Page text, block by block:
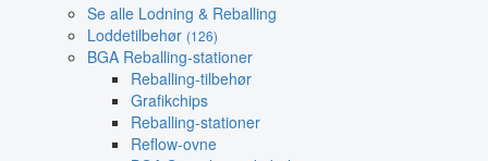
Se alle Lodning & Reballing
Loddetilbehør (126)
BGA Reballing-stationer
Reballing-tilbehør
Grafikchips
Reballing-stationer
Reflow-ovne